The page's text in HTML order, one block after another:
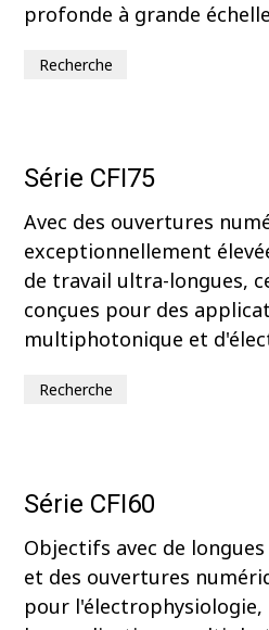
profonde à grande
Recherche
Série CFI75
Avec des ouvertures
exceptionnellement
de travail ultra-longues,
conçues pour des
multiphotonique et
Recherche
Série CFI60
Objectifs avec de
et des ouvertures
pour l'électrophysiologie,